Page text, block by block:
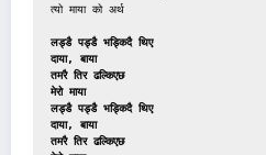
त्यो माया को अर्थ
लड्डै पड्डै भड्किदै थिए
दाया, बाया
तमरै तिर ढल्किएछ
मेरो माया
लड्डै पड्डै भड्किदै थिए
दाया, बाया
तमरै तिर ढल्किएछ